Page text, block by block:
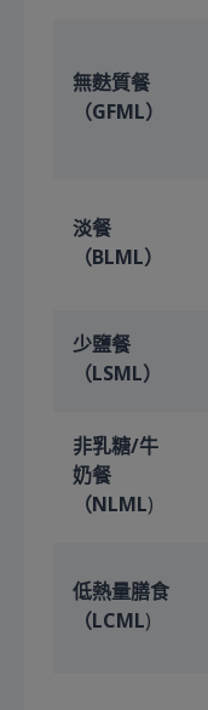
無麩質餐
（GFML）
淡餐
（BLML）
少鹽餐
（LSML）
非乳糖/牛
奶餐
（NLML)
低熱量膳食
（LCML)